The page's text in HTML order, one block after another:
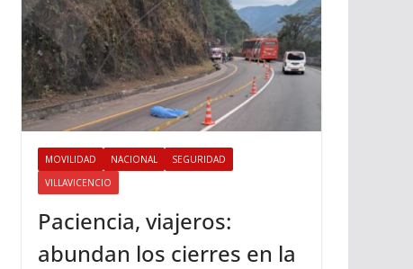
MOVILIDAD NACIONAL
SEGURIDAD
VILLAVICENCIO
Paciencia, viajeros:
abundan los cierres en la